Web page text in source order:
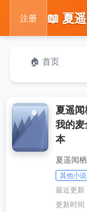
注册
🏠 首页
夏遥闻
我的麦
本
夏遥闻
其他小说
最近更新
更新时间